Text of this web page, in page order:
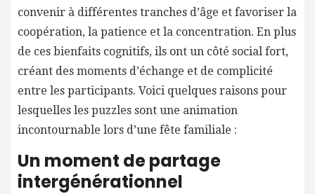
convenir à différentes tranches d’âge et favoriser la
coopération, la patience et la concentration. En plus
de ces bienfaits cognitifs, ils ont un côté social fort,
créant des moments d’échange et de complicité
entre les participants. Voici quelques raisons pour
lesquelles les puzzles sont une animation
incontournable lors d’une fête familiale :
Un moment de partage
intergénérationnel